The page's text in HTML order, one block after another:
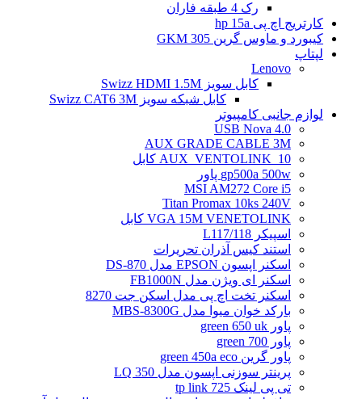
رک 4 طبقه فاران
کارتریج اچ پی hp 15a
کیبورد و ماوس گرین GKM 305
لپتاپ
Lenovo
کابل سویز Swizz HDMI 1.5M
کابل شبکه سویز Swizz CAT6 3M
لوازم جانبی کامپیوتر
4.0 USB Nova
AUX GRADE CABLE 3M
AUX_VENTOLINK_10 کابل
gp500a 500w پاور
MSI AM272 Core i5
Titan Promax 10ks 240V
VGA 15M VENETOLINK کابل
اسپیکر L117/118
استند کیس آذران تحریرات
اسکنر اپسون EPSON مدل DS-870
اسکنر ای ویژن مدل FB1000N
اسکنر تخت اچ پی مدل اسکن جت 8270
بارکد خوان میوا مدل MBS-8300G
پاور green 650 uk
پاور green 700
پاور گرین green 450a eco
پرینتر سوزنی اپسون مدل LQ 350
تی پی لینک tp link 725